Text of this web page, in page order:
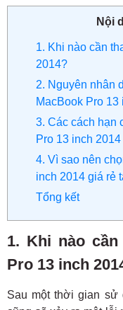
Nội
1. Khi nào cần
2014?
2. Nguyên nhân
MacBook Pro 13
3. Các cách hạn
Pro 13 inch 2014
4. Vì sao nên
inch 2014 giá rẻ
Tổng kết
1. Khi nào
Pro 13 inch
Sau một thời gian